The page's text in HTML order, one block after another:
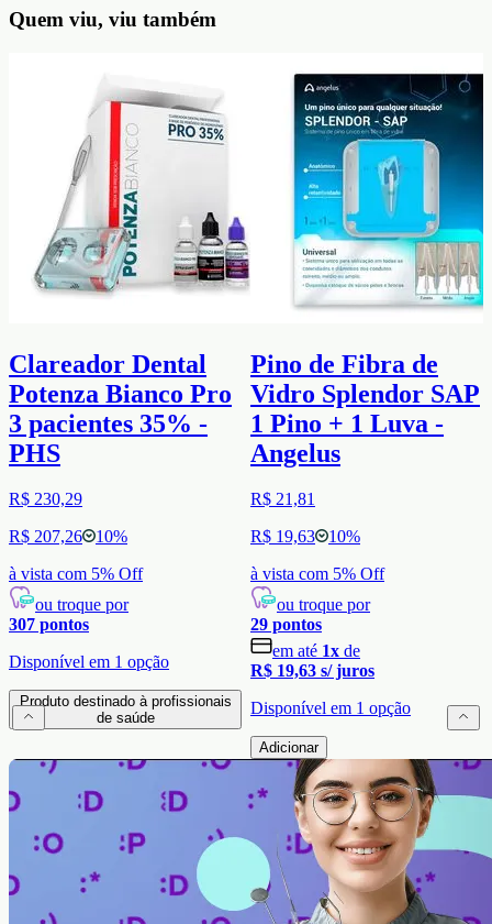
Quem viu, viu também
Clareador Dental
Potenza Bianco Pro
3 pacientes 35% -
PHS
R$ 230,29
R$ 207,26
10%
à vista com 5% Off
ou troque por
307 pontos
Disponível em 1 opção
Produto destinado à profissionais
de saúde
Pino de Fibra de
Vidro Splendor SAP
1 Pino + 1 Luva -
Angelus
R$ 21,81
R$ 19,63
10%
à vista com 5% Off
ou troque por
29 pontos
em até 1x de
R$ 19,63 s/ juros
Disponível em 1 opção
Adicionar